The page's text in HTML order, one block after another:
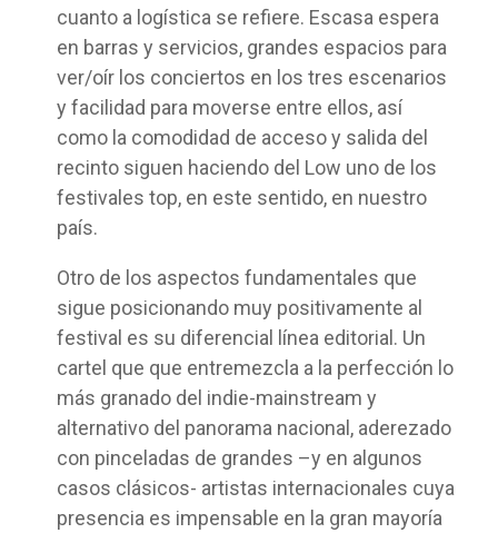
cuanto a logística se refiere. Escasa espera
en barras y servicios, grandes espacios para
ver/oír los conciertos en los tres escenarios
y facilidad para moverse entre ellos, así
como la comodidad de acceso y salida del
recinto siguen haciendo del Low uno de los
festivales top, en este sentido, en nuestro
país.
Otro de los aspectos fundamentales que
sigue posicionando muy positivamente al
festival es su diferencial línea editorial. Un
cartel que que entremezcla a la perfección lo
más granado del indie-mainstream y
alternativo del panorama nacional, aderezado
con pinceladas de grandes –y en algunos
casos clásicos- artistas internacionales cuya
presencia es impensable en la gran mayoría